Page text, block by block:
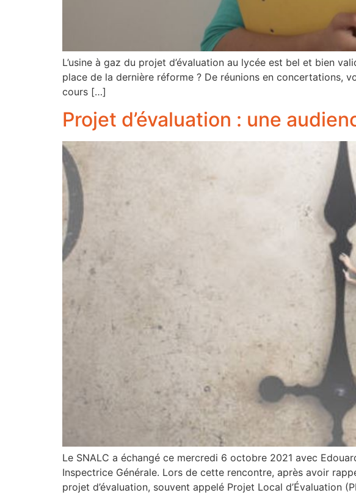
L’usine à gaz du projet d’évaluation au lycée est bel et bien
place de la dernière réforme ? De réunions en concertations,
cours […]
Projet d’évaluation : une
Le SNALC a échangé ce mercredi 6 octobre 2021 avec
Inspectrice Générale. Lors de cette rencontre, après avoir
projet d’évaluation, souvent appelé Projet Local d’Évaluation